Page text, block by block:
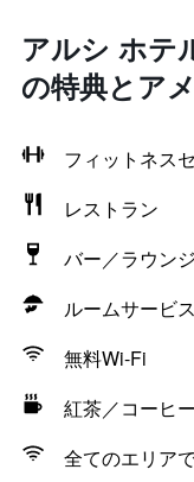
アルシ ホテ
の特典とア
フィットネス
レストラン
バー／ラウンジ
ルームサービス
無料Wi-Fi
紅茶／コーヒ
全てのエリア